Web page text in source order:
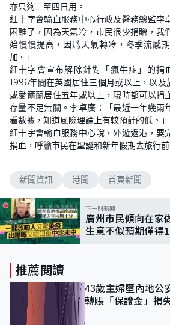
%
亦只夠三至四日用。
紅十字會輸血服務中心行政及醫務總監李
困難了，因為天氣冷，市民很少捐贈，我
始慢慢提高，因爲天氣轉冷，冬季流感
加。」
紅十字會宣布解除針對「瘋牛症」的捐
1996年間在英國居住三個月或以上，以
或愛爾蘭居住五年或以上，現時都可以捐
存量不足無關。李卓廣：「最近一年幾兩
看數據，知道風險理論上有較預計的低。」
紅十字會輸血服務中心說，外遊返港，要
捐血，呼籲市民在聖誕和新年假期去旅行前
新聞資訊 港聞 首頁新聞
下一則新聞
廣州市民傾向在
生意不似預期僅得
推薦閱讀
43歲主婦墮內地
轉賬「保證金」損